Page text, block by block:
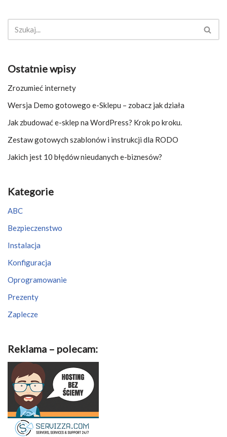
Ostatnie wpisy
Zrozumieć internety
Wersja Demo gotowego e-Sklepu – zobacz jak działa
Jak zbudować e-sklep na WordPress? Krok po kroku.
Zestaw gotowych szablonów i instrukcji dla RODO
Jakich jest 10 błędów nieudanych e-biznesów?
Kategorie
ABC
Bezpieczenstwo
Instalacja
Konfiguracja
Oprogramowanie
Prezenty
Zaplecze
Reklama – polecam: